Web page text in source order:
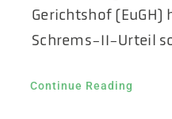
Gerichtshof (EuGH)
Schrems-II-Urteil
Continue Reading